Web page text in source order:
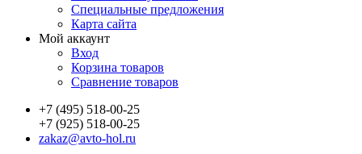
Специальные предложения
Карта сайта
Мой аккаунт
Вход
Корзина товаров
Сравнение товаров
+7 (495) 518-00-25
+7 (925) 518-00-25
zakaz@avto-hol.ru